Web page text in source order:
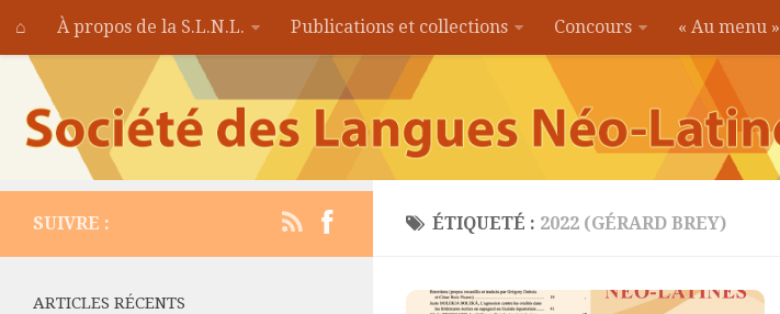
⌂ À propos de la S.L.N.L. Publications et collections Concours « Au menu »
ÉTIQUETÉ : 2022 (GÉRARD BREY)
SUIVRE :
ARTICLES RÉCENTS